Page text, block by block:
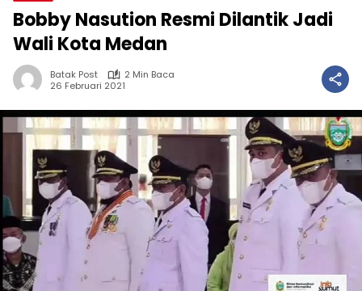
Bobby Nasution Resmi Dilantik Jadi
Wali Kota Medan
Batak Post
2 Min Baca
26 Februari 2021